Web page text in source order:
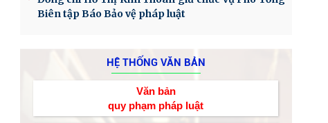
Biên tập Báo Bảo vệ pháp luật
HỆ THỐNG VĂN BẢN
Văn bản
quy phạm pháp luật